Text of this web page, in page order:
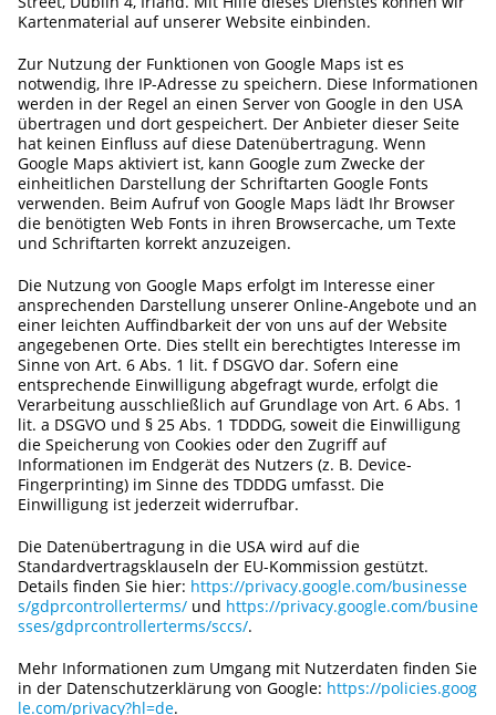
Kartenmaterial auf unserer Website einbinden.
Zur Nutzung der Funktionen von Google Maps ist es
notwendig, Ihre IP-Adresse zu speichern. Diese Informationen
werden in der Regel an einen Server von Google in den USA
übertragen und dort gespeichert. Der Anbieter dieser Seite
hat keinen Einfluss auf diese Datenübertragung. Wenn
Google Maps aktiviert ist, kann Google zum Zwecke der
einheitlichen Darstellung der Schriftarten Google Fonts
verwenden. Beim Aufruf von Google Maps lädt Ihr Browser
die benötigten Web Fonts in ihren Browsercache, um Texte
und Schriftarten korrekt anzuzeigen.
Die Nutzung von Google Maps erfolgt im Interesse einer
ansprechenden Darstellung unserer Online-Angebote und an
einer leichten Auffindbarkeit der von uns auf der Website
angegebenen Orte. Dies stellt ein berechtigtes Interesse im
Sinne von Art. 6 Abs. 1 lit. f DSGVO dar. Sofern eine
entsprechende Einwilligung abgefragt wurde, erfolgt die
Verarbeitung ausschließlich auf Grundlage von Art. 6 Abs. 1
lit. a DSGVO und § 25 Abs. 1 TDDDG, soweit die Einwilligung
die Speicherung von Cookies oder den Zugriff auf
Informationen im Endgerät des Nutzers (z. B. Device-
Fingerprinting) im Sinne des TDDDG umfasst. Die
Einwilligung ist jederzeit widerrufbar.
Die Datenübertragung in die USA wird auf die
Standardvertragsklauseln der EU-Kommission gestützt.
Details finden Sie hier: https://privacy.google.com/businesse
s/gdprcontrollerterms/ und https://privacy.google.com/busine
sses/gdprcontrollerterms/sccs/.
Mehr Informationen zum Umgang mit Nutzerdaten finden Sie
in der Datenschutzerklärung von Google: https://policies.goog
le.com/privacy?hl=de.